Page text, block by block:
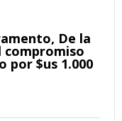
De la
compromiso
por $us 1.000